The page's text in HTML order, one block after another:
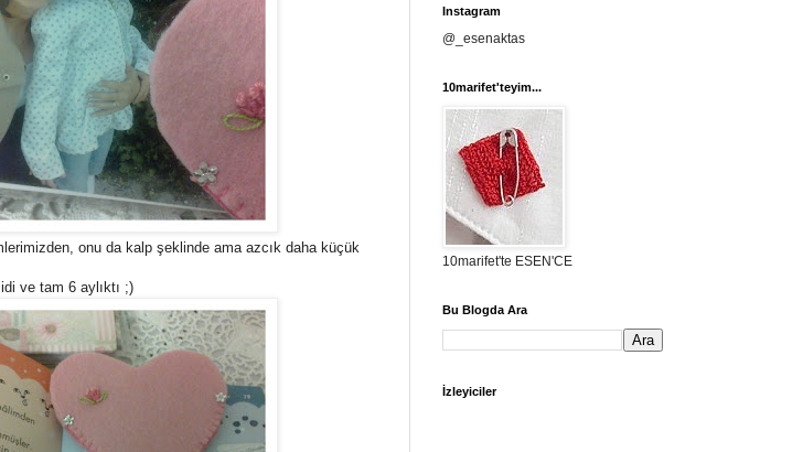
onu da kalp şeklinde ama azcık daha küçük
ve tam 6 aylıktı ;)
Instagram
@_esenaktas
10marifet'teyim...
10marifet'te ESEN'CE
Bu Blogda Ara
İzleyiciler